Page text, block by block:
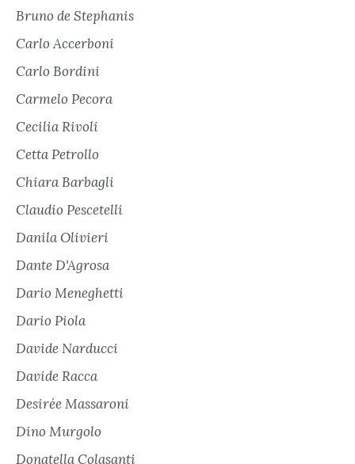
Bruno de Stephanis
Carlo Accerboni
Carlo Bordini
Carmelo Pecora
Cecilia Rivoli
Cetta Petrollo
Chiara Barbagli
Claudio Pescetelli
Danila Olivieri
Dante D'Agrosa
Dario Meneghetti
Dario Piola
Davide Narducci
Davide Racca
Desirée Massaroni
Dino Murgolo
Donatella Colasanti